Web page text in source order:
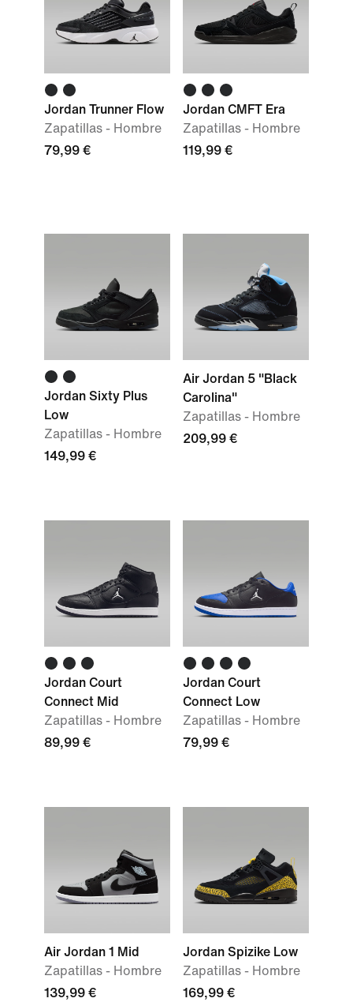
Jordan Trunner Flow
Zapatillas - Hombre
79,99 €
Jordan CMFT Era
Zapatillas - Hombre
119,99 €
Jordan Sixty Plus
Low
Zapatillas - Hombre
149,99 €
Air Jordan 5 "Black
Carolina"
Zapatillas - Hombre
209,99 €
Jordan Court
Connect Mid
Zapatillas - Hombre
89,99 €
Jordan Court
Connect Low
Zapatillas - Hombre
79,99 €
Air Jordan 1 Mid
Zapatillas - Hombre
139,99 €
Jordan Spizike Low
Zapatillas - Hombre
169,99 €